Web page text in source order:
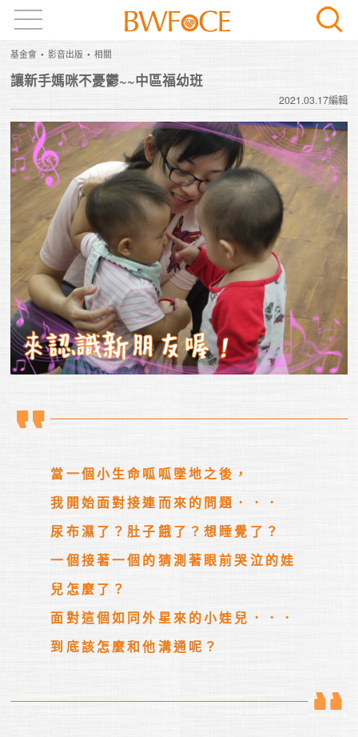
基金會 影音出版 相關
讓新手媽咪不憂鬱~~中區福幼班
2021.03.17編輯
當一個小生命呱呱墜地之後，
我開始面對接連而來的問題．．．
尿布濕了？肚子餓了？想睡覺了？
一個接著一個的猜測著眼前哭泣的娃
兒怎麼了？
面對這個如同外星來的小娃兒．．．
到底該怎麼和他溝通呢？